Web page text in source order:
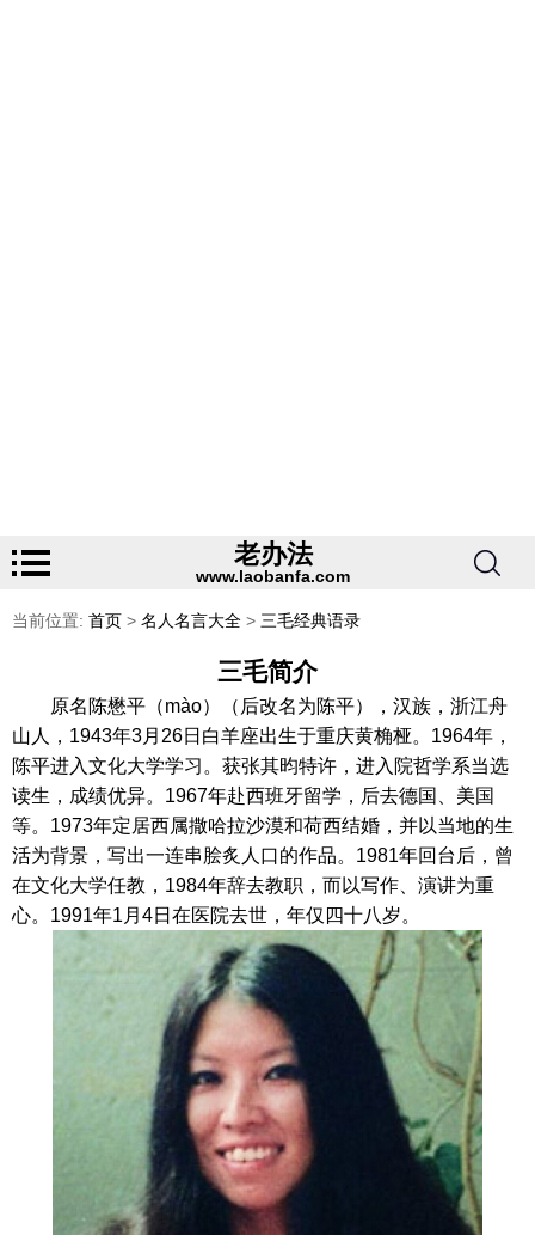
老办法
www.laobanfa.com
当前位置: 首页 > 名人名言大全 > 三毛经典语录
三毛简介
原名陈懋平（mào）（后改名为陈平），汉族，浙江舟
山人，1943年3月26日白羊座出生于重庆黄桷桠。1964年，
陈平进入文化大学学习。获张其昀特许，进入院哲学系当选
读生，成绩优异。1967年赴西班牙留学，后去德国、美国
等。1973年定居西属撒哈拉沙漠和荷西结婚，并以当地的生
活为背景，写出一连串脍炙人口的作品。1981年回台后，曾
在文化大学任教，1984年辞去教职，而以写作、演讲为重
心。1991年1月4日在医院去世，年仅四十八岁。